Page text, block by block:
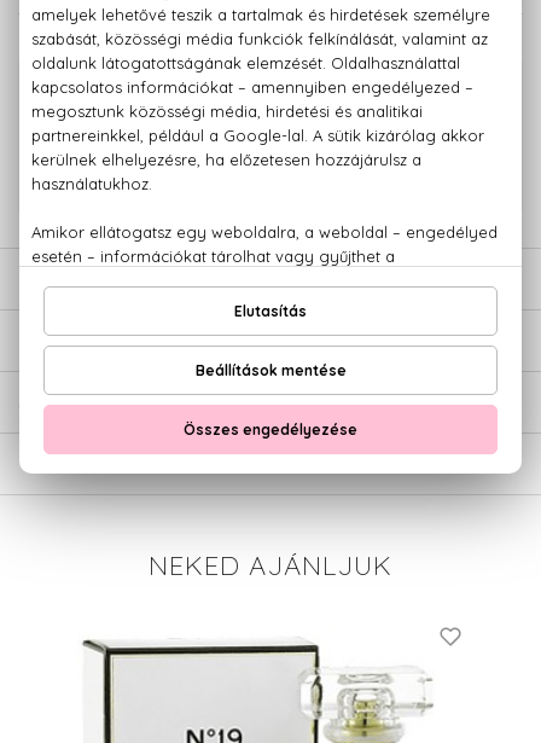
KAPCSOLÓDÓ TERMÉKEK
100% eredeti termékek,14 napos visszaküldési garanciával
Kérdésed van, elakadtál? Hívd ügyfélszolgálatunkat: +36 20
779 1926
ÉRTÉKELÉSEK (0)
SZÁLLÍTÁS
NEKED AJÁNLJUK